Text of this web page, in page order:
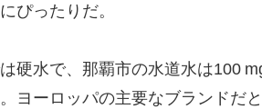
ぴったりだ。
硬水で、那覇市の水道水は100
ヨーロッパの主要なブランドだ